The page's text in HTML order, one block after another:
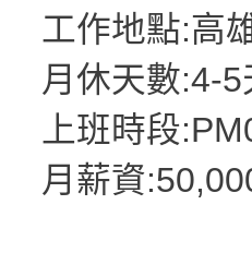
工作地點:高
月休天數:4-
上班時段
月薪資